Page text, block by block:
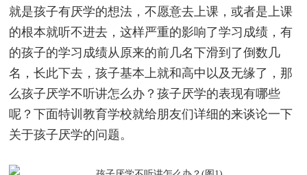
就是孩子有厌学的想法，不愿意去上课，或者是上课
的根本就听不进去，这样严重的影响了学习成绩，有
的孩子的学习成绩从原来的前几名下滑到了倒数几
名，长此下去，孩子基本上就和高中以及无缘了，那
么孩子厌学不听讲怎么办？孩子厌学的表现有哪些
呢？下面特训教育学校就给朋友们详细的来谈论一下
关于孩子厌学的问题。